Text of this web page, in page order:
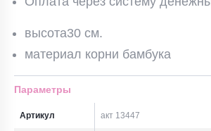
высота30 см.
материал корни бамбука
Параметры
Артикул акт 13447